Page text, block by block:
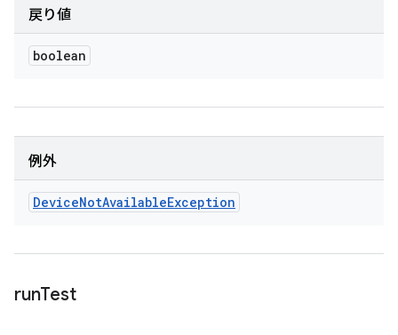
戻り値
boolean
例外
DeviceNotAvailableException
runTest